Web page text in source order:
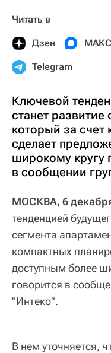
Читать в
Дзен МАКС
Telegram
Ключевой
станет развитие
который за счет
сделает
широкому кругу
в сообщении
МОСКВА, 6
тенденцией
сегмента
компактных
доступным более
говорится в
"Интеко".
В нем уточняется,